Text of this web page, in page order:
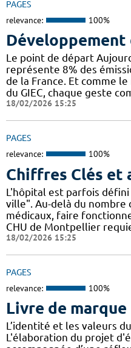
PAGES
relevance: 100%
Développement
Le point de départ
représente 8% des
de la France. Et comme
du GIEC, chaque geste
18/02/2026 15:25
PAGES
relevance: 100%
Chiffres Clés et
L'hôpital est parfois
ville". Au-delà du nombre
médicaux, faire
CHU de Montpellier
18/02/2026 15:25
PAGES
relevance: 100%
Livre de marque
L’identité et les valeurs
L'élaboration du projet